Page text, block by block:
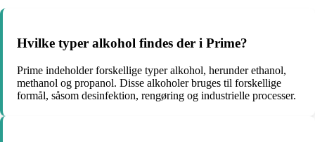
Hvilke typer alkohol findes der i Prime?
Prime indeholder forskellige typer alkohol, herunder ethanol,
methanol og propanol. Disse alkoholer bruges til forskellige
formål, såsom desinfektion, rengøring og industrielle processer.